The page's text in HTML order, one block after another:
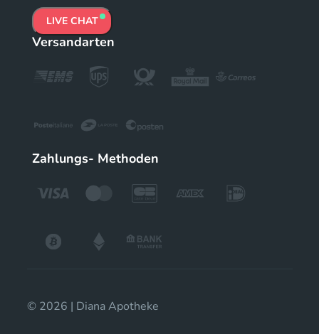
LIVE CHAT
Versandarten
Zahlungs- Methoden
© 2026 | Diana Apotheke